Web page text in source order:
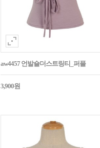
aw4457 언발숄더스트링티_퍼플
3,900원